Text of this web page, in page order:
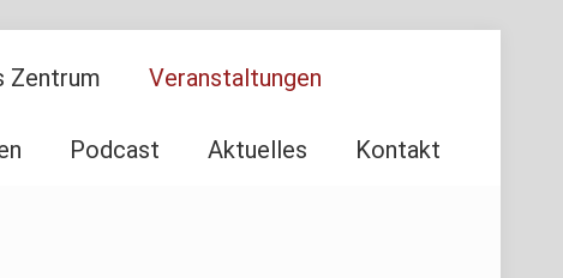
Zentrum Veranstaltungen
Podcast Aktuelles Kontakt